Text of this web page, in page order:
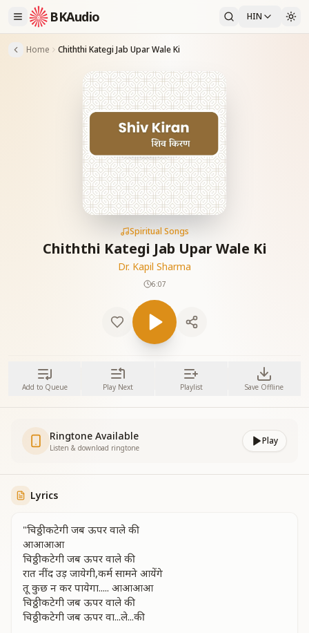
BKAudio HIN
Home Chiththi Kategi Jab Upar Wale Ki
Spiritual Songs
Chiththi Kategi Jab Upar Wale Ki
Dr. Kapil Sharma
6:07
Add to Queue Play Next Playlist Save Offline
Ringtone Available
Listen & download ringtone
Play
Lyrics
"चिठ्ठी कटेगी जब ऊपर वाले की
आआआआ
चिठ्ठी कटेगी जब ऊपर वाले की
रात नींद उड़ जायेगी,कर्म सामने आयेंगे
तू कुछ न कर पायेगा..... आआआआ
चिठ्ठी कटेगी जब ऊपर वाले की
चिठ्ठी कटेगी जब ऊपर वा...ले...की